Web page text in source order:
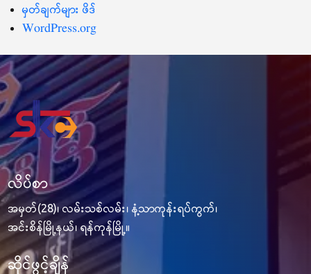
မှတ်ချက်များ ဖိဒ်
WordPress.org
လိပ်စာ
အမှတ်(28)၊ လမ်းသစ်လမ်း၊ နံ့သာကုန်းရပ်ကွက်၊
အင်းစိန်မြို့နယ်၊ ရန်ကုန်မြို့။
ဆိုင်ဖွင့်ချိန်